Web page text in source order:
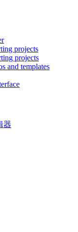
projects
projects
and templates
器